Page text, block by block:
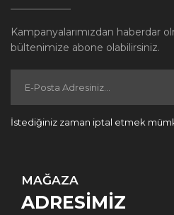
Kampanyalarımızdan haberdar
bültenimize abone olabilirsiniz.
İstediğiniz zaman iptal etmek
MAĞAZA
ADRESİMİZ